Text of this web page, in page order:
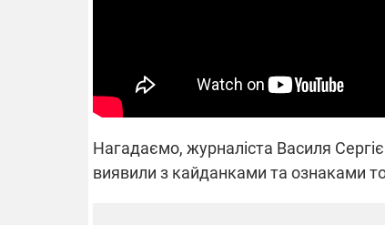
Нагадаємо, журналіста Василя
виявили з кайданками та ознаками